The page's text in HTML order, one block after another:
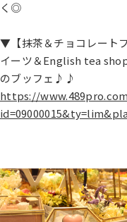
く◎
▼【抹茶＆チョコレート
イーツ＆English tea
のブッフェ♪♪
https://